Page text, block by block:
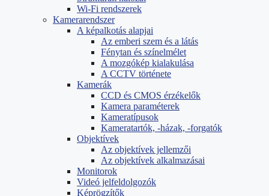
Wi-Fi rendszerek
Kamerarendszer
A képalkotás alapjai
Az emberi szem és a látás
Fénytan és színelmélet
A mozgókép kialakulása
A CCTV története
Kamerák
CCD és CMOS érzékelők
Kamera paraméterek
Kameratípusok
Kameratartók, -házak, -forgatók
Objektívek
Az objektívek jellemzői
Az objektívek alkalmazásai
Monitorok
Videó jelfeldolgozók
Képrögzítők